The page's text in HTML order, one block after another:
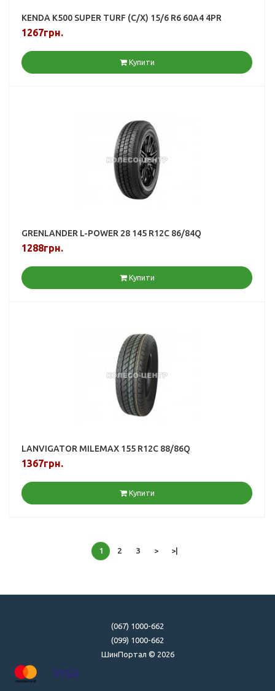
KENDA K500 SUPER TURF (С/Х) 15/6 R6 60A4 4PR
1267грн.
Купити
GRENLANDER L-POWER 28 145 R12C 86/84Q
1288грн.
Купити
LANVIGATOR MILEMAX 155 R12C 88/86Q
1367грн.
Купити
1 2 3 > >|
(067) 1000-662
(099) 1000-662
ШинПортал © 2026